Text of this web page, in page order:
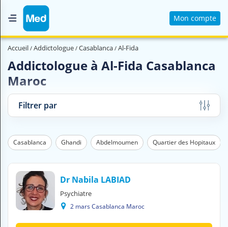
Mon compte
Accueil
Magazine Médical
Nous contacter
V
Accueil Addictologue Casablanca Al-Fida
Addictologue à Al-Fida Casablanca
Maroc
Filtrer par
Casablanca Ghandi Abdelmoumen Quartier des Hopitaux
Dr Nabila LABIAD
Psychiatre
2 mars Casablanca Maroc